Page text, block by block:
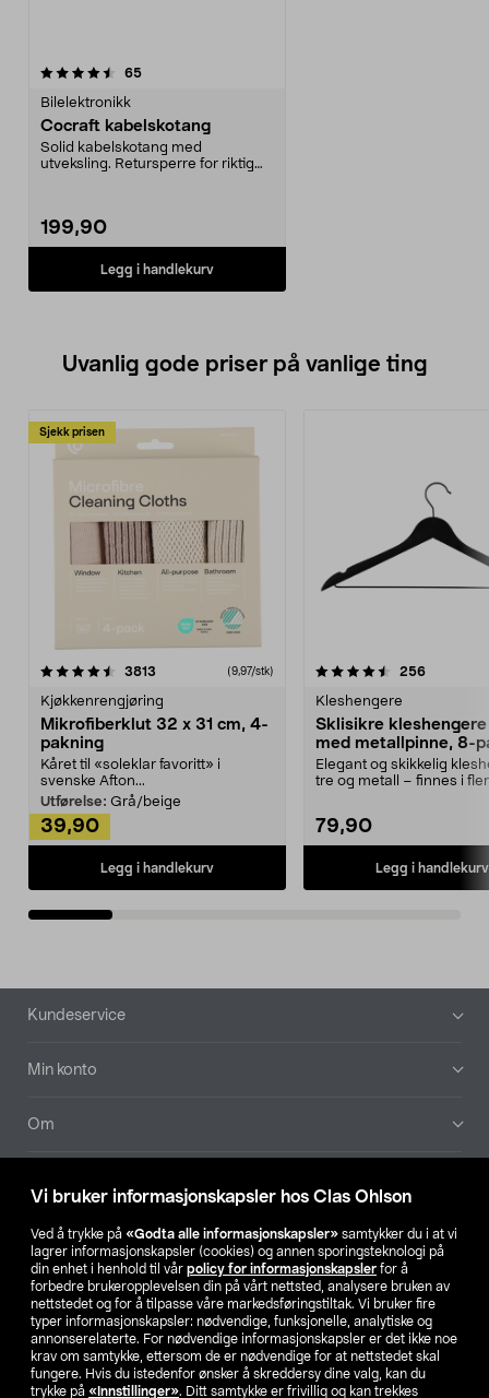
Vi bruker informasjonskapsler hos Clas Ohlson
Ved å trykke på «Godta alle informasjonskapsler» samtykker du i at vi
lagrer informasjonskapsler (cookies) og annen sporingsteknologi på
din enhet i henhold til vår policy for informasjonskapsler for å
forbedre brukeropplevelsen din på vårt nettsted, analysere bruken av
nettstedet og for å tilpasse våre markedsføringstiltak. Vi bruker fire
typer informasjonskapsler: nødvendige, funksjonelle, analytiske og
annonserelaterte. For nødvendige informasjonskapsler er det ikke noe
krav om samtykke, ettersom de er nødvendige for at nettstedet skal
fungere. Hvis du istedenfor ønsker å skreddersy dine valg, kan du
trykke på «Innstillinger». Ditt samtykke er frivillig og kan trekkes
65anmeldelser
Bilelektronikk
Cocraft kabelskotang
Solid kabelskotang med
utveksling. Retursperre for riktig
199,90
Legg i handlekurv
Uvanlig gode priser på vanlige ting
Sjekk prisen
3813 anmeldelser(9,97/stk)
Kjøkkenrengjøring
Mikrofiberklut 32 x 31 cm, 4-
pakning
Kåret til «soleklar favoritt» i
svenske Afton...
Utførelse: Grå/beige
39,90
Legg i handlekurv
4.5av 5 stjerner 256
Kleshengere
Sklisikre
med metallpinne, 8-
Elegant og skikkelig
tre og metall – finnes i
79,90
Legg i handlekurv
4.5av 5 stjerner
Bunntekst
Kundeservice
Min konto
Om
Våre selskaper
Finn din butikk
SE NO FI